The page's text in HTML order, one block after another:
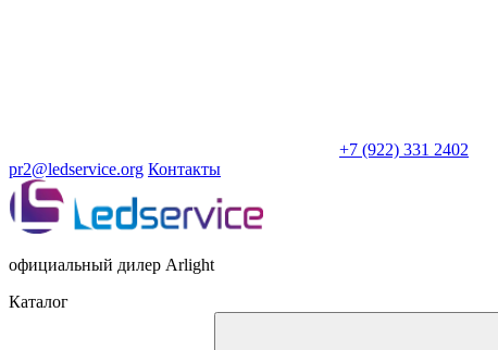
+7 (922) 331 2402
pr2@ledservice.org Контакты
официальный дилер Arlight
Каталог